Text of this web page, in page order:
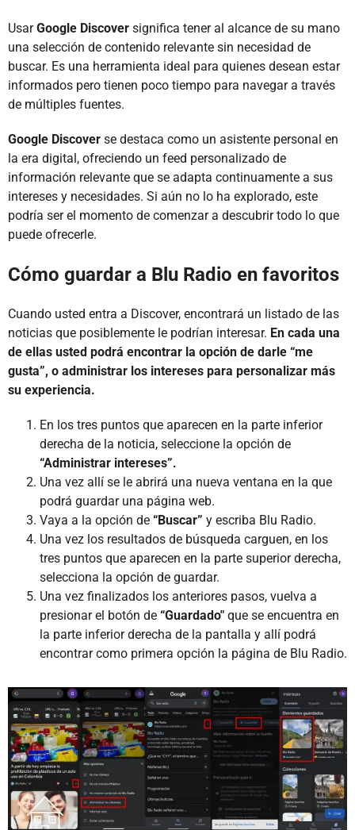
UsarGoogle Discover significa tener al alcance de su mano
una selección de contenido relevante sin necesidad de
buscar. Es una herramienta ideal para quienes desean estar
informados pero tienen poco tiempo para navegar a través
de múltiples fuentes.
Google Discover se destaca como un asistente personal en
la era digital, ofreciendo un feed personalizado de
información relevante que se adapta continuamente a sus
intereses y necesidades. Si aún no lo ha explorado, este
podría ser el momento de comenzar a descubrir todo lo que
puede ofrecerle.
Cómo guardar a Blu Radio en favoritos
Cuando usted entra a Discover, encontrará un listado de las
noticias que posiblemente le podrían interesar. En cada una
de ellas usted podrá encontrar la opción de darle “me
gusta”, o administrar los intereses para personalizar más
su experiencia.
En los tres puntos que aparecen en la parte inferior
derecha de la noticia, seleccione la opción de
“Administrar intereses”.
Una vez allí se le abrirá una nueva ventana en la que
podrá guardar una página web.
Vaya a la opción de “Buscar” y escriba Blu Radio.
Una vez los resultados de búsqueda carguen, en los
tres puntos que aparecen en la parte superior derecha,
selecciona la opción de guardar.
Una vez finalizados los anteriores pasos, vuelva a
presionar el botón de “Guardado" que se encuentra en
la parte inferior derecha de la pantalla y allí podrá
encontrar como primera opción la página de Blu Radio.